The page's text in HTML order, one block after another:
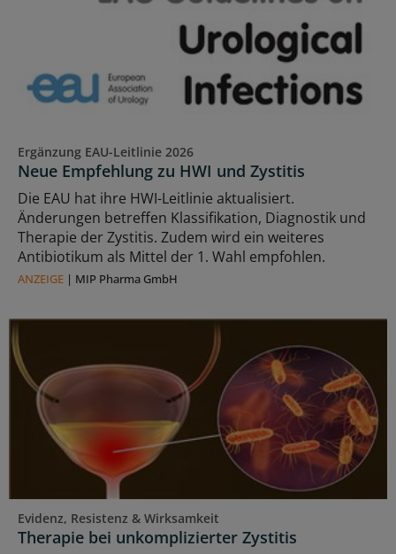
Ergänzung EAU-Leitlinie 2026
Neue Empfehlung zu HWI und Zystitis
Die EAU hat ihre HWI-Leitlinie aktualisiert.
Änderungen betreffen Klassifikation, Diagnostik und
Therapie der Zystitis. Zudem wird ein weiteres
Antibiotikum als Mittel der 1. Wahl empfohlen.
ANZEIGE | MIP Pharma GmbH
Evidenz, Resistenz & Wirksamkeit
Therapie bei unkomplizierter Zystitis